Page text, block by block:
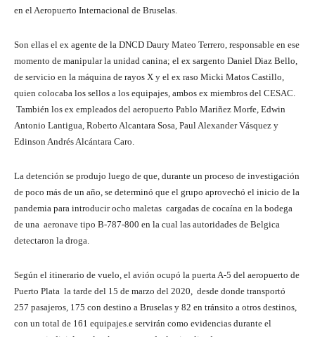
en el Aeropuerto Internacional de Bruselas.
Son ellas el ex agente de la DNCD Daury Mateo Terrero, responsable en ese
momento de manipular la unidad canina; el ex sargento Daniel Diaz Bello,
de servicio en la máquina de rayos X y el ex raso Micki Matos Castillo,
quien colocaba los sellos a los equipajes, ambos ex miembros del CESAC.
También los ex empleados del aeropuerto Pablo Mariñez Morfe, Edwin
Antonio Lantigua, Roberto Alcantara Sosa, Paul Alexander Vásquez y
Edinson Andrés Alcántara Caro.
La detención se produjo luego de que, durante un proceso de investigación
de poco más de un año, se determinó que el grupo aprovechó el inicio de la
pandemia para introducir ocho maletas cargadas de cocaína en la bodega
de una aeronave tipo B-787-800 en la cual las autoridades de Belgica
detectaron la droga.
Según el itinerario de vuelo, el avión ocupó la puerta A-5 del aeropuerto de
Puerto Plata la tarde del 15 de marzo del 2020, desde donde transportó
257 pasajeros, 175 con destino a Bruselas y 82 en tránsito a otros destinos,
con un total de 161 equipajes.e servirán como evidencias durante el